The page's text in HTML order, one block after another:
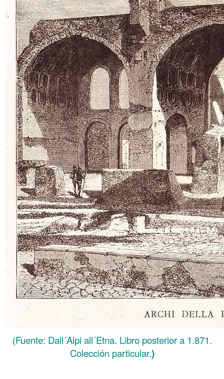
(Fuente: Dall´Alpi all´Etna. Libro posterior a 1.871.
Colección particular.)